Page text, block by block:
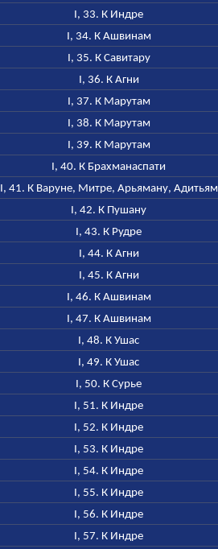
I, 33. К Индре
I, 34. К Ашвинам
I, 35. К Савитару
I, 36. К Агни
I, 37. К Марутам
I, 38. К Марутам
I, 39. К Марутам
I, 40. К Брахманаспати
I, 41. К Варуне, Митре, Арьяману, Адитьям
I, 42. К Пушану
I, 43. К Рудре
I, 44. К Агни
I, 45. К Агни
I, 46. К Ашвинам
I, 47. К Ашвинам
I, 48. К Ушас
I, 49. К Ушас
I, 50. К Сурье
I, 51. К Индре
I, 52. К Индре
I, 53. К Индре
I, 54. К Индре
I, 55. К Индре
I, 56. К Индре
I, 57. К Индре